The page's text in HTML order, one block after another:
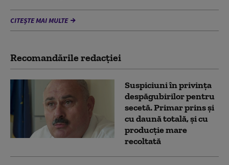
CITEȘTE MAI MULTE
Recomandările redacţiei
Suspiciuni în privința
despăgubirilor pentru
secetă. Primar prins și
cu daună totală, și cu
producție mare
recoltată